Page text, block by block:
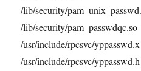
/lib/security/
/lib/security/pam_passwdqc.so
/usr/include/rpcsvc/yppasswd.x
/usr/include/rpcsvc/yppasswd.h